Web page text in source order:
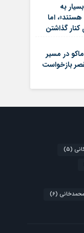
به
اما
کنار گذاشتن
در مسیر
بازخواست
(5)
(6)